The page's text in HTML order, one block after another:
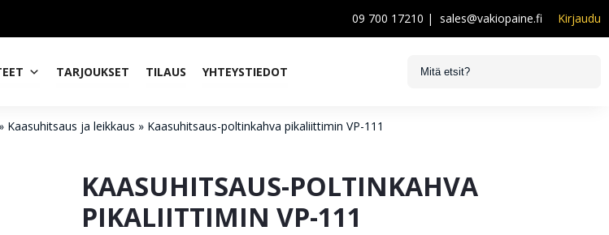
09 700 17210 | sales@vakiopaine.fi Kirjaudu
TARJOUKSET TILAUS YHTEYSTIEDOT
» Kaasuhitsaus ja leikkaus » Kaasuhitsaus-poltinkahva pikaliittimin VP-111
KAASUHITSAUS-POLTINKAHVA
PIKALIITTIMIN VP-111